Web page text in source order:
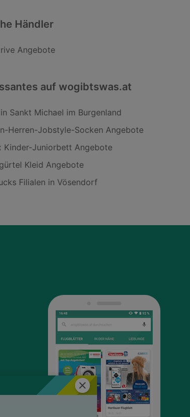
Schließen
Händler
Angebote
auf wogibtswas.at
in Sankt Michael im Burgenland
Herren-Jobstyle-Socken Angebote
Kinder-Juniorbett Angebote
Kleid Angebote
Filialen in Vösendorf